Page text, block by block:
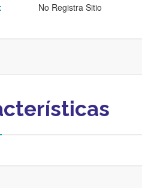
No Registra Sitio